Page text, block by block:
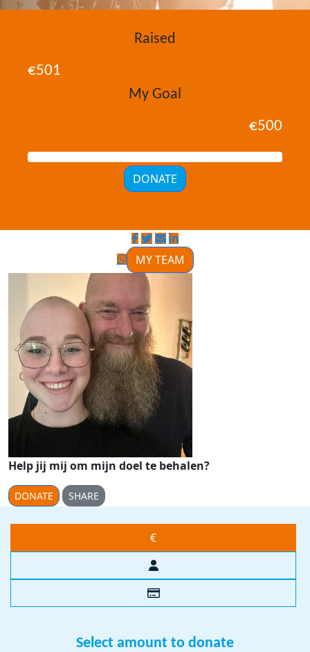
Raised
€501
My Goal
€500
DONATE
MY TEAM
Help jij mij om mijn doel te behalen?
DONATE SHARE
€
Select amount to donate